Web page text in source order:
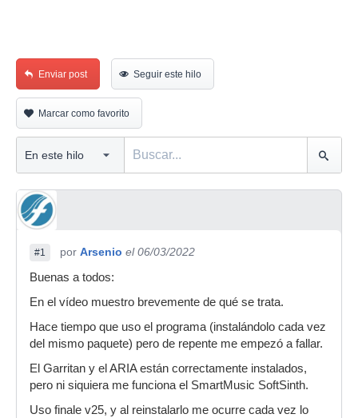
Enviar post Seguir este hilo
Marcar como favorito
#1 por Arsenio el 06/03/2022
Buenas a todos:
En el vídeo muestro brevemente de qué se trata.
Hace tiempo que uso el programa (instalándolo cada vez
del mismo paquete) pero de repente me empezó a fallar.
El Garritan y el ARIA están correctamente instalados,
pero ni siquiera me funciona el SmartMusic SoftSinth.
Uso finale v25, y al reinstalarlo me ocurre cada vez lo